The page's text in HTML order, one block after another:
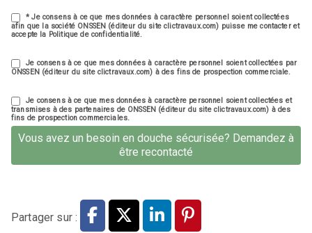
* Je consens à ce que mes données à caractère personnel soient collectées
afin que la société ONSSEN (éditeur du site clictravaux.com) puisse me contacter et
accepte la Politique de confidentialité.
Je consens à ce que mes données à caractère personnel soient collectées par
ONSSEN (éditeur du site clictravaux.com) à des fins de prospection commerciale.
Je consens à ce que mes données à caractère personnel soient collectées et
transmises à des partenaires de ONSSEN (éditeur du site clictravaux.com) à des
fins de prospection commerciales.
Vous avez un besoin en douche sécurisée? Demandez à
être recontacté
Partager sur :